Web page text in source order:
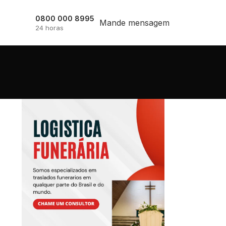
0800 000 8995
24 horas Mande mensagem